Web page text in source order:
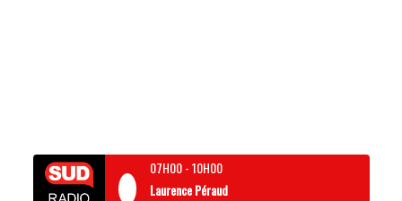
07H00-10H00
Laurence Péraud